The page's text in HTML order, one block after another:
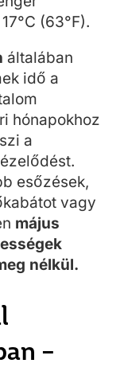
(63°F).
általában
idő a
hónapokhoz
a
esőzések,
vagy
május
nélkül.
–